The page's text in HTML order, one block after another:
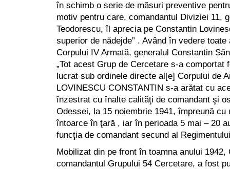
în schimb o serie de măsuri preventive
motiv pentru care, comandantul Diviziei 11,
Teodorescu, îl aprecia pe Constantin
superior de nădejde” . Având în vedere
Corpului IV Armată, generalul Constantin
„Tot acest Grup de Cercetare s-a comportat
lucrat sub ordinele directe al[e] Corpului de
LOVINESCU CONSTANTIN s-a arătat cu
înzestrat cu înalte calităţi de comandant şi
Odessei, la 15 noiembrie 1941, împreună cu
întoarce în ţară , iar în perioada 5 mai – 20
funcţia de comandant secund al
Mobilizat din pe front în toamna anului 1942,
comandantul Grupului 54 Cercetare, a fost